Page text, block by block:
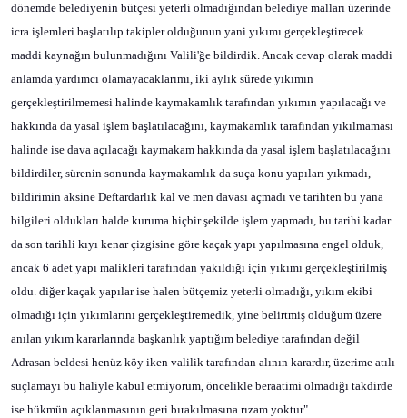
dönemde belediyenin bütçesi yeterli olmadığından belediye malları üzerinde
icra işlemleri başlatılıp takipler olduğunun yani yıkımı gerçekleştirecek
maddi kaynağın bulunmadığını Valili'ğe bildirdik. Ancak cevap olarak maddi
anlamda yardımcı olamayacaklarımı, iki aylık sürede yıkımın
gerçekleştirilmemesi halinde kaymakamlık tarafından yıkımın yapılacağı ve
hakkında da yasal işlem başlatılacağını, kaymakamlık tarafından yıkılmaması
halinde ise dava açılacağı kaymakam hakkında da yasal işlem başlatılacağını
bildirdiler, sürenin sonunda kaymakamlık da suça konu yapıları yıkmadı,
bildirimin aksine Deftardarlık kal ve men davası açmadı ve tarihten bu yana
bilgileri oldukları halde kuruma hiçbir şekilde işlem yapmadı, bu tarihi kadar
da son tarihli kıyı kenar çizgisine göre kaçak yapı yapılmasına engel olduk,
ancak 6 adet yapı malikleri tarafından yakıldığı için yıkımı gerçekleştirilmiş
oldu. diğer kaçak yapılar ise halen bütçemiz yeterli olmadığı, yıkım ekibi
olmadığı için yıkımlarını gerçekleştiremedik, yine belirtmiş olduğum üzere
anılan yıkım kararlarında başkanlık yaptığım belediye tarafından değil
Adrasan beldesi henüz köy iken valilik tarafından alının karardır, üzerime atılı
suçlamayı bu haliyle kabul etmiyorum, öncelikle beraatimi olmadığı takdirde
ise hükmün açıklanmasının geri bırakılmasına rızam yoktur"